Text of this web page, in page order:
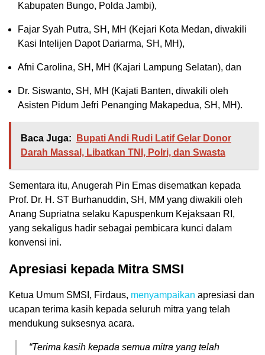
Kabupaten Bungo, Polda Jambi),
Fajar Syah Putra, SH, MH (Kejari Kota Medan, diwakili
Kasi Intelijen Dapot Dariarma, SH, MH),
Afni Carolina, SH, MH (Kajari Lampung Selatan), dan
Dr. Siswanto, SH, MH (Kajati Banten, diwakili oleh
Asisten Pidum Jefri Penanging Makapedua, SH, MH).
Baca Juga:
Bupati Andi Rudi Latif Gelar Donor
Darah Massal, Libatkan TNI, Polri, dan Swasta
Sementara itu, Anugerah Pin Emas disematkan kepada
Prof. Dr. H. ST Burhanuddin, SH, MM yang diwakili oleh
Anang Supriatna selaku Kapuspenkum Kejaksaan RI,
yang sekaligus hadir sebagai pembicara kunci dalam
konvensi ini.
Apresiasi kepada Mitra SMSI
Ketua Umum SMSI, Firdaus, menyampaikan apresiasi dan
ucapan terima kasih kepada seluruh mitra yang telah
mendukung suksesnya acara.
“Terima kasih kepada semua mitra yang telah